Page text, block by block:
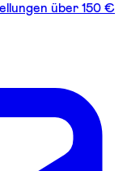
über 150 €